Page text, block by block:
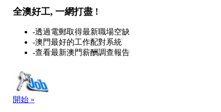
全澳好工, 一網打盡 !
-透過電郵取得最新職場空缺
-澳門最好的工作配對系統
-查看最新澳門薪酬調查報告
開始 »